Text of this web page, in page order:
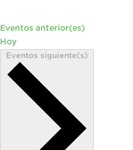
Eventos anterior(es)
Hoy
Eventos siguiente(s)